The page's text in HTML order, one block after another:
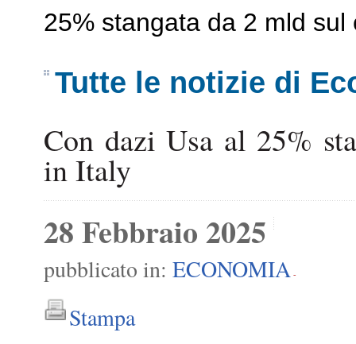
25% stangata da 2 mld
Tutte le notizie di
Con dazi Usa al 25%
in Italy
28 Febbraio 2025
pubblicato in: ECONOMIA -
Stampa